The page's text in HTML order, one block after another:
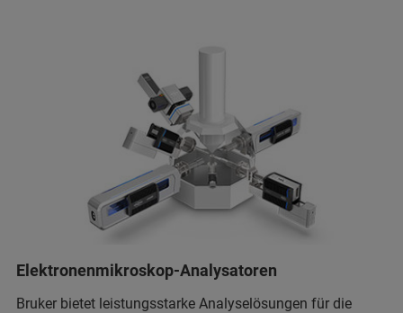
Elektronenmikroskop-Analysatoren
Bruker bietet leistungsstarke Analyselösungen für die